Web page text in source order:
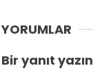
YORUMLAR
Bir yanıt yazın